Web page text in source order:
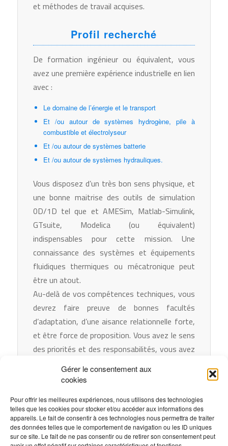
Gérer le consentement aux
cookies
Pour offrir les meilleures expériences, nous utilisons des technologies
telles que les cookies pour stocker et/ou accéder aux informations des
appareils. Le fait de consentir à ces technologies nous permettra de traiter
des données telles que le comportement de navigation ou les ID uniques
sur ce site. Le fait de ne pas consentir ou de retirer son consentement peut
et méthodes de travail acquises.
Profil recherché
De formation ingénieur ou équivalent, vous
avez une première expérience industrielle en lien
avec :
Le domaine de l’énergie et le transport
Et /ou autour de systèmes hydrogène, pile à
combustible et électrolyseur
Et /ou autour de systèmes batterie
Et /ou autour de systèmes hydrauliques.
Vous disposez d’un très bon sens physique, et
une bonne maitrise des outils de simulation
0D/1D tel que et AMESim, Matlab-Simulink,
GTsuite, Modelica (ou équivalent)
indispensables pour cette mission. Une
connaissance des systèmes et équipements
fluidiques thermiques ou mécatronique peut
être un atout.
Au-delà de vos compétences techniques, vous
devrez faire preuve de bonnes facultés
d’adaptation, d’une aisance relationnelle forte,
et être force de proposition. Vous avez le sens
des priorités et des responsabilités, vous avez
projets. Vous êtes rigoureux (se) et volontaire.
garant(e) de notre réussite.
Modalités de recrutement